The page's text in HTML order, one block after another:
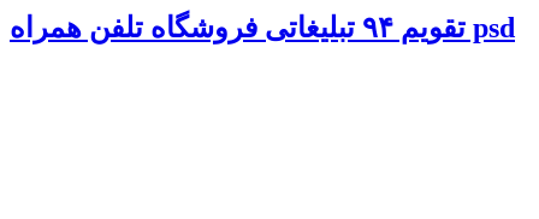
تقویم ۹۴ تبلیغاتی فروشگاه تلفن همراه psd